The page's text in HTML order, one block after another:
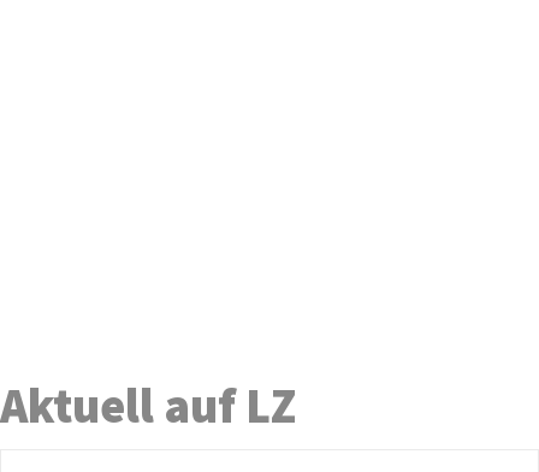
Aktuell auf LZ